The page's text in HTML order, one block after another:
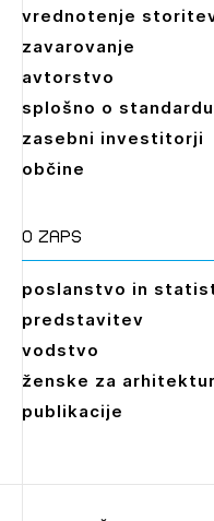
2019,2018,2017,
vrednotenje
zavarovanje
avtorstvo
splošno o standardu
zasebni investitorji
občine
O zaps
poslanstvo in
predstavitev
vodstvo
ženske za
publikacije